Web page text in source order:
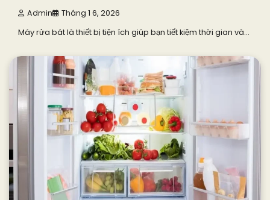
Admin Tháng 1 6, 2026
Máy rửa bát là thiết bị tiện ích giúp bạn tiết kiệm thời gian và…